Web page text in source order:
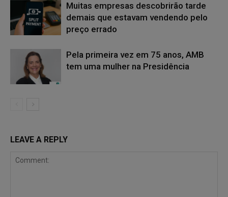
Muitas empresas descobrirão tarde
demais que estavam vendendo pelo
preço errado
Pela primeira vez em 75 anos, AMB
tem uma mulher na Presidência
LEAVE A REPLY